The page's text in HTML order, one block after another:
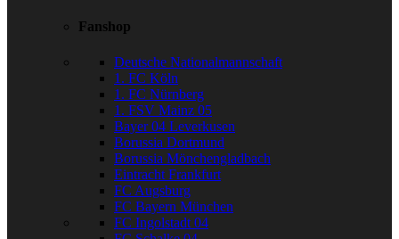
Fanshop
Deutsche Nationalmannschaft
1. FC Köln
1. FC Nürnberg
1. FSV Mainz 05
Bayer 04 Leverkusen
Borussia Dortmund
Borussia Mönchengladbach
Eintracht Frankfurt
FC Augsburg
FC Bayern München
FC Ingolstadt 04